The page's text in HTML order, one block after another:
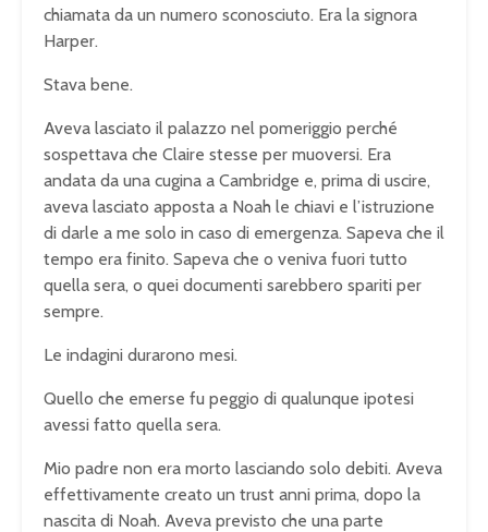
chiamata da un numero sconosciuto. Era la signora
Harper.
Stava bene.
Aveva lasciato il palazzo nel pomeriggio perché
sospettava che Claire stesse per muoversi. Era
andata da una cugina a Cambridge e, prima di uscire,
aveva lasciato apposta a Noah le chiavi e l’istruzione
di darle a me solo in caso di emergenza. Sapeva che il
tempo era finito. Sapeva che o veniva fuori tutto
quella sera, o quei documenti sarebbero spariti per
sempre.
Le indagini durarono mesi.
Quello che emerse fu peggio di qualunque ipotesi
avessi fatto quella sera.
Mio padre non era morto lasciando solo debiti. Aveva
effettivamente creato un trust anni prima, dopo la
nascita di Noah. Aveva previsto che una parte